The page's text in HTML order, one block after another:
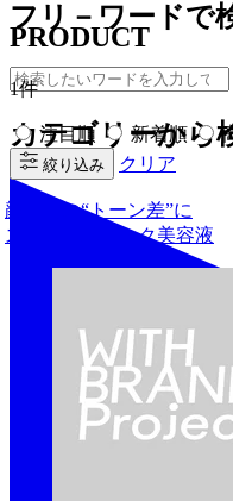
フリ－ワードで
カテゴリーから
PRODUCT
1件
注目順 新着順
絞り込み クリア
顔と首の“トーン差”に
スプレー式ネック美容液